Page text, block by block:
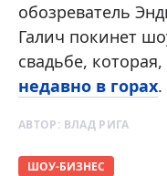
обозреватель
Галич покинет
свадьбе,
недавно в горах.
АВТОР: ВЛАД РИГА
ШОУ-БИЗНЕС